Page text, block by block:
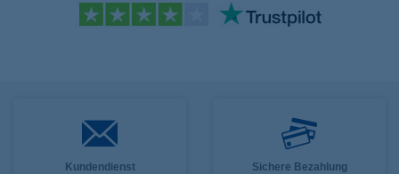
Kundendienst
Sichere Bezahlung